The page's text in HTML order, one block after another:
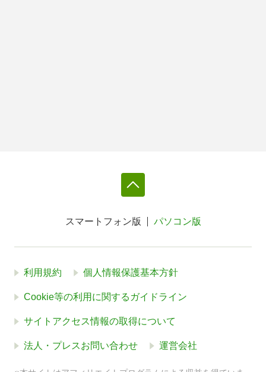
スマートフォン版 パソコン版
利用規約 個人情報保護基本方針
Cookie等の利用に関するガイドライン
サイトアクセス情報の取得について
法人・プレスお問い合わせ 運営会社